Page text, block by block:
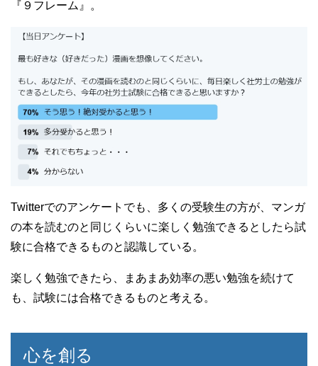
『９フレーム』。
Twitterでのアンケートでも、多くの受験生の方が、マンガ
の本を読むのと同じくらいに楽しく勉強できるとしたら試
験に合格できるものと認識している。
楽しく勉強できたら、まあまあ効率の悪い勉強を続けて
も、試験には合格できるものと考える。
心を創る